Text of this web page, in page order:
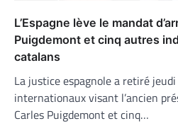
L’Espagne lève le mandat
Puigdemont et cinq autres
catalans
La justice espagnole a retiré
internationaux visant l’ancien
Carles Puigdemont et cinq…